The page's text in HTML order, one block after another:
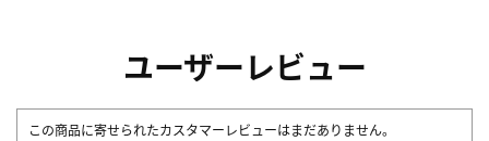
ユーザーレビュー
この商品に寄せられたカスタマーレビューはまだありません。